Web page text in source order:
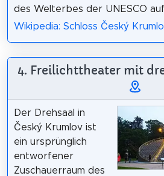
des Welterbes der UNESCO
Wikipedia: Schloss Český
4. Freilichttheater mit
Der Drehsaal in
Český Krumlov ist
ein ursprünglich
entworfener
Zuschauerraum des